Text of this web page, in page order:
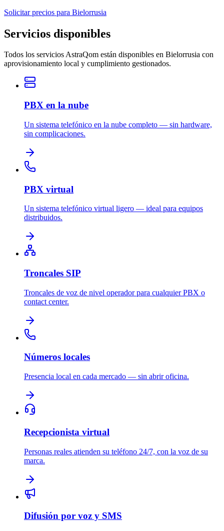
Solicitar precios para Bielorrusia
Servicios disponibles
Todos los servicios AstraQom están disponibles en Bielorrusia con
aprovisionamiento local y cumplimiento gestionados.
PBX en la nube
Un sistema telefónico en la nube completo — sin hardware,
sin complicaciones.
PBX virtual
Un sistema telefónico virtual ligero — ideal para equipos
distribuidos.
Troncales SIP
Troncales de voz de nivel operador para cualquier PBX o
contact center.
Números locales
Presencia local en cada mercado — sin abrir oficina.
Recepcionista virtual
Personas reales atienden su teléfono 24/7, con la voz de su
marca.
Difusión por voz y SMS